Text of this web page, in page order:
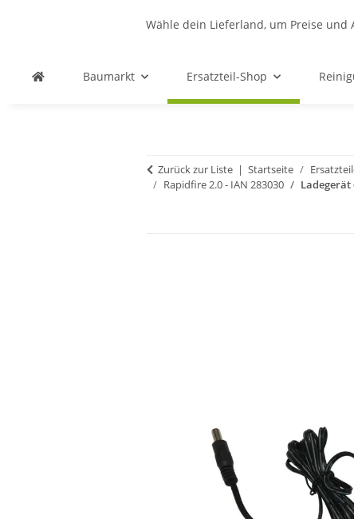
Wähle dein Lieferland, um Preise
Baumarkt Ersatzteil-Shop
Zurück zur Liste Startseite
Rapidfire 2.0 - IAN 283030
Ladegerät